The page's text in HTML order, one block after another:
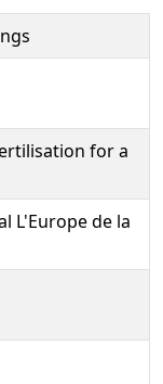
for a
L'Europe de la